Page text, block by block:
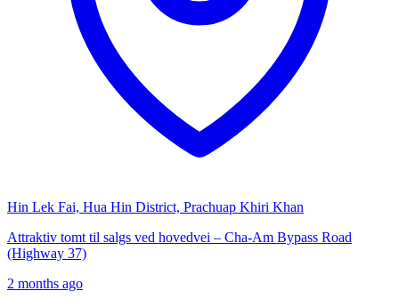
Hin Lek Fai, Hua Hin District, Prachuap Khiri Khan
Attraktiv tomt til salgs ved hovedvei – Cha-Am Bypass Road
(Highway 37)
2 months ago